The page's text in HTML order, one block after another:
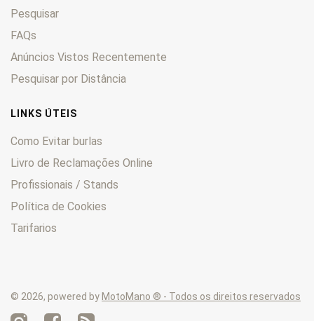
Pesquisar
FAQs
Anúncios Vistos Recentemente
Pesquisar por Distância
LINKS ÚTEIS
Como Evitar burlas
Livro de Reclamações Online
Profissionais / Stands
Política de Cookies
Tarifarios
© 2026, powered by MotoMano ® - Todos os direitos reservados